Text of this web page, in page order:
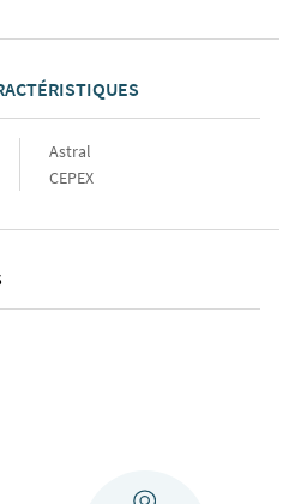
Marque
Astral
Gamme
CEPEX